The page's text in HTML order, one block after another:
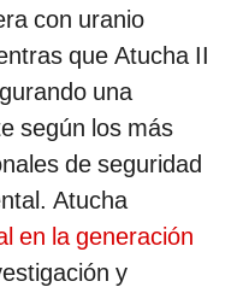
con uranio
que Atucha II
una
según los más
de seguridad
Atucha
en la generación
y